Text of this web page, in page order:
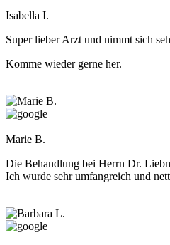
Isabella I.
Super lieber Arzt und nimmt sich
Komme wieder gerne her.
Marie B.
Die Behandlung bei Herrn Dr.
Ich wurde sehr umfangreich und